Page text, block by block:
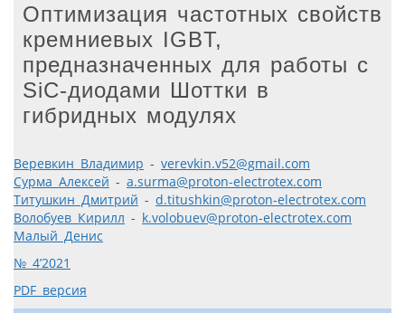
Оптимизация частотных свойств
кремниевых IGBT,
предназначенных для работы с
SiC-диодами Шоттки в
гибридных модулях
Веревкин Владимир - verevkin.v52@gmail.com
Сурма Алексей - a.surma@proton-electrotex.com
Титушкин Дмитрий - d.titushkin@proton-electrotex.com
Волобуев Кирилл - k.volobuev@proton-electrotex.com
Малый Денис
№ 4’2021
PDF версия